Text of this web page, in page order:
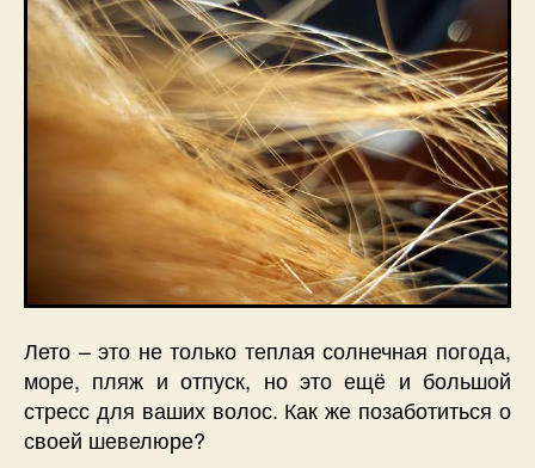
Лето – это не только теплая солнечная погода,
море, пляж и отпуск, но это ещё и большой
стресс для ваших волос. Как же позаботиться о
своей шевелюре?